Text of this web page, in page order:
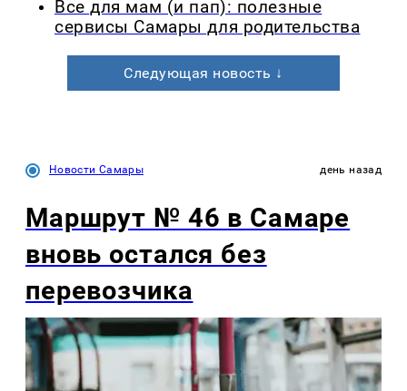
Все для мам (и пап): полезные
сервисы Самары для родительства
Следующая новость ↓
Новости Самары день назад
Маршрут № 46 в Самаре
вновь остался без
перевозчика